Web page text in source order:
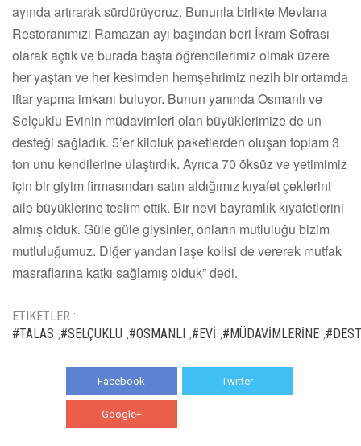
ayında artırarak sürdürüyoruz. Bununla birlikte Mevlana
Restoranımızı Ramazan ayı başından beri İkram Sofrası
olarak açtık ve burada başta öğrencilerimiz olmak üzere
her yaştan ve her kesimden hemşehrimiz nezih bir ortamda
iftar yapma imkanı buluyor. Bunun yanında Osmanlı ve
Selçuklu Evinin müdavimleri olan büyüklerimize de un
desteği sağladık. 5’er kiloluk paketlerden oluşan toplam 3
ton unu kendilerine ulaştırdık. Ayrıca 70 öksüz ve yetimimiz
için bir giyim firmasından satın aldığımız kıyafet çeklerini
aile büyüklerine teslim ettik. Bir nevi bayramlık kıyafetlerini
almış olduk. Güle güle giysinler, onların mutluluğu bizim
mutluluğumuz. Diğer yandan iaşe kolisi de vererek mutfak
masraflarına katkı sağlamış olduk” dedi.
ETIKETLER :
#TALAS #SELÇUKLU #OSMANLI #EVİ #MÜDAVİMLERİNE
Facebook Twitter
Google+